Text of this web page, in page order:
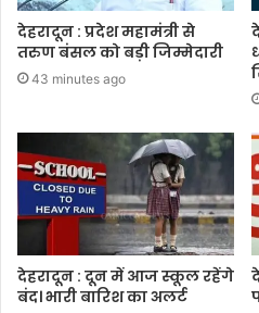
देहरादून : प्रदेश महामंत्री से
तरुण बंसल को बड़ी जिम्मेदारी
43 minutes ago
देहरादून : दून में आज स्कूल रहेंगे
बंद। भारी बारिश का अलर्ट